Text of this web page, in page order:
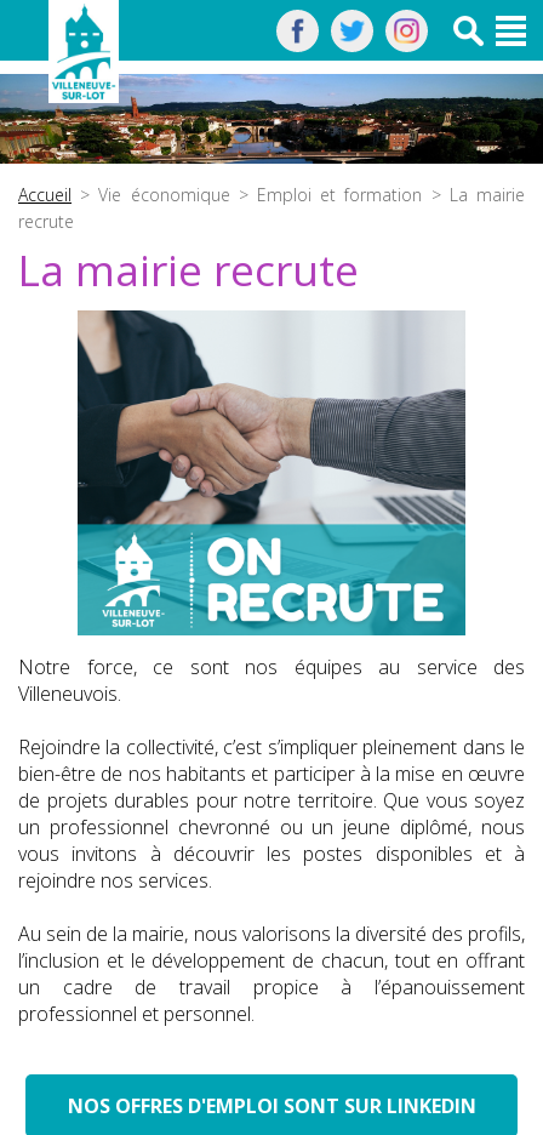
Accueil >Vie économique > Emploi et formation > La mairie
recrute
La mairie recrute
Notre force, ce sont nos équipes au service des
Villeneuvois.
Rejoindre la collectivité, c’est s’impliquer pleinement dans le
bien-être de nos habitants et participer à la mise en œuvre
de projets durables pour notre territoire. Que vous soyez
un professionnel chevronné ou un jeune diplômé, nous
vous invitons à découvrir les postes disponibles et à
rejoindre nos services.
Au sein de la mairie, nous valorisons la diversité des profils,
l’inclusion et le développement de chacun, tout en offrant
un cadre de travail propice à l’épanouissement
professionnel et personnel.
NOS OFFRES D'EMPLOI SONT SUR LINKEDIN